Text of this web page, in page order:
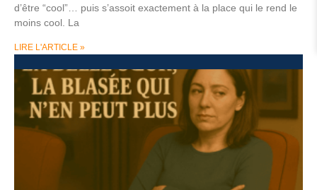
d’être “cool”… puis s’assoit exactement à la place qui le rend le
moins cool. La
LIRE L'ARTICLE »